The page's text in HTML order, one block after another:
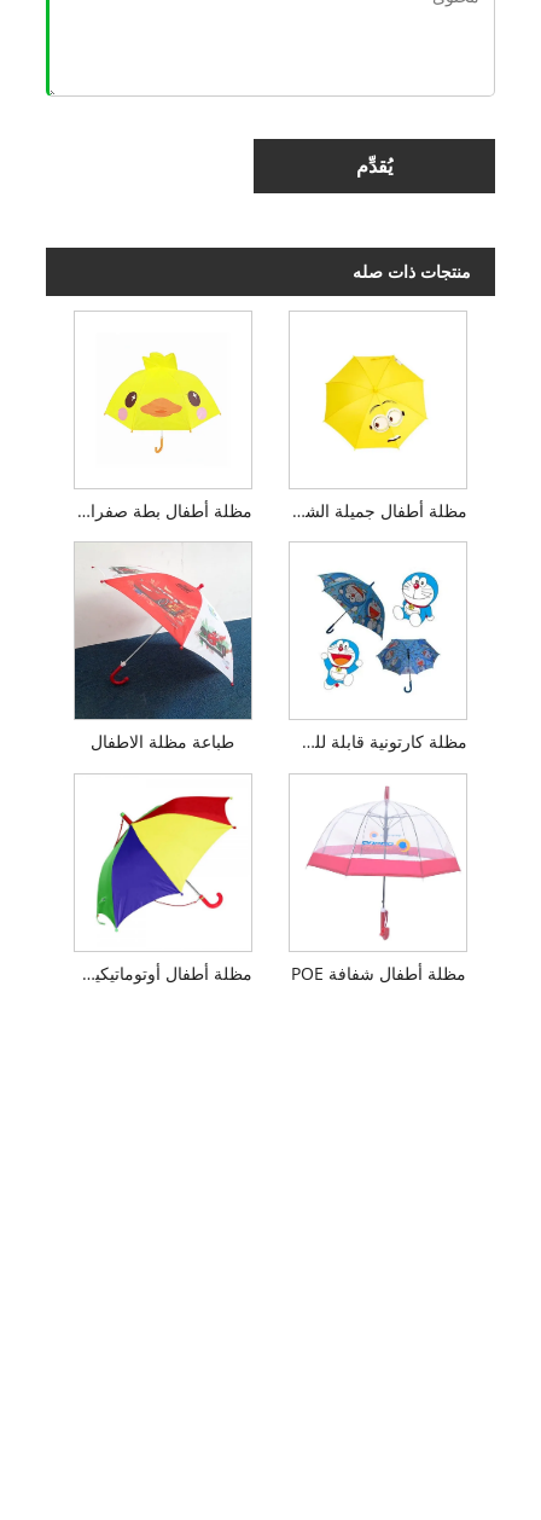
يُقدِّم
منتجات ذات صله
مظلة أطفال بطة صفراء ثلاثية الأبعاد مقاس 21 بوصة مظلة أطفال جميلة الشكل لأشعة الشمس
طباعة مظلة الاطفال مظلة كارتونية قابلة للطي للأطفال من دورايمون
مظلة أطفال أوتوماتيكية بألوان قوس قزح مظلة أطفال شفافة POE